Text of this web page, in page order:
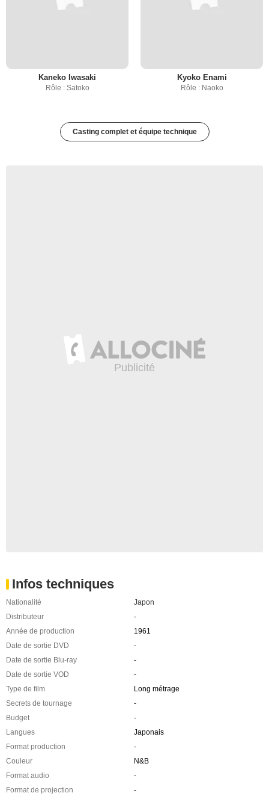
Kaneko Iwasaki
Rôle : Satoko
Kyoko Enami
Rôle : Naoko
Casting complet et équipe technique
Infos techniques
Nationalité
Japon
Distributeur
-
Année de production
1961
Date de sortie DVD
-
Date de sortie Blu-ray
-
Date de sortie VOD
-
Type de film
Long métrage
Secrets de tournage
-
Budget
-
Langues
Japonais
Format production
-
Couleur
N&B
Format audio
-
Format de projection
-